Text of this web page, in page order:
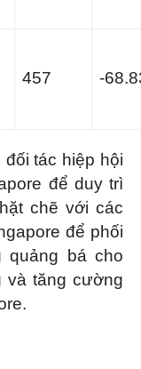
457 -
tác hiệp hội
để duy trì
chẽ với các
để phối
quảng bá cho
và tăng cường